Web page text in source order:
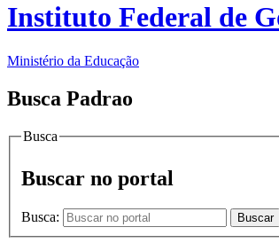
Instituto Federal de
Ministério da Educação
Busca Padrao
Busca
Buscar no portal
Busca: Buscar